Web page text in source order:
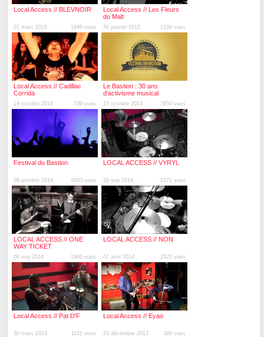
Local Access // BLEVNOIR
01 mars 2015 1699 vues
Local Access // Les Fleurs
du Malt
30 janvier 2015 1236 vues
Local Access // Cadillac
Corrida
19 octobre 2014 739 vues
Le Bastion : 30 ans
d'activisme musical
17 octobre 2014 3950 vues
Festival du Bastion
08 octobre 2014 1603 vues
LOCAL ACCESS // VYRYL
30 mai 2014 2371 vues
LOCAL ACCESS // ONE
WAY TICKET
06 mai 2014 1866 vues
LOCAL ACCESS // NON
07 avril 2014 2525 vues
Local Access // Pat D'F
30 mars 2014 1141 vues
Local Access // Eyao
23 décembre 2013 386 vues